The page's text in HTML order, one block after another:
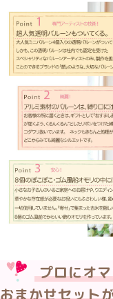
プロにオ
おまかせセット